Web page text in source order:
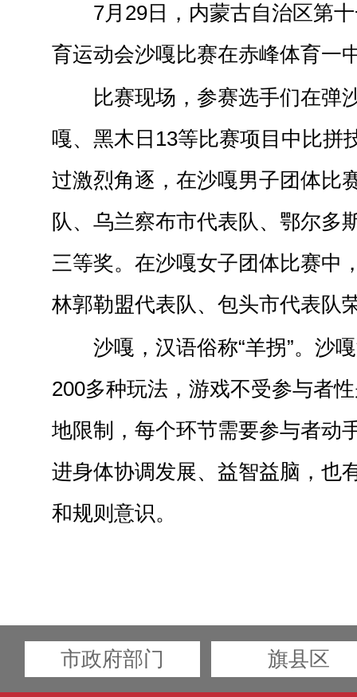
7月29日，内蒙古自治区第
育运动会沙嘎比赛在赤峰体育一
比赛现场，参赛选手们在弹
嘎、黑木日13等比赛项目中比拼
过激烈角逐，在沙嘎男子团体比
队、乌兰察布市代表队、鄂尔多
三等奖。在沙嘎女子团体比赛中
林郭勒盟代表队、包头市代表队
沙嘎，汉语俗称“羊拐”。沙
200多种玩法，游戏不受参与者
地限制，每个环节需要参与者动
进身体协调发展、益智益脑，也
和规则意识。
市政府部门 旗县区